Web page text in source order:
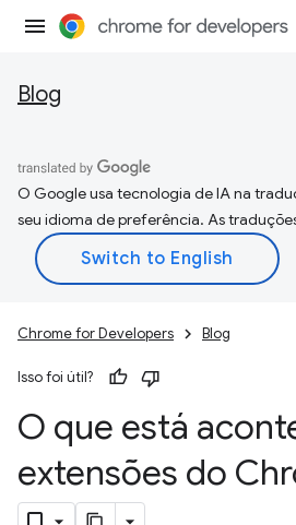
Blog
O Google usa tecnologia de IA na
seu idioma de preferência. As
Chrome for Developers Blog
Isso foi útil?
O que está
extensões do